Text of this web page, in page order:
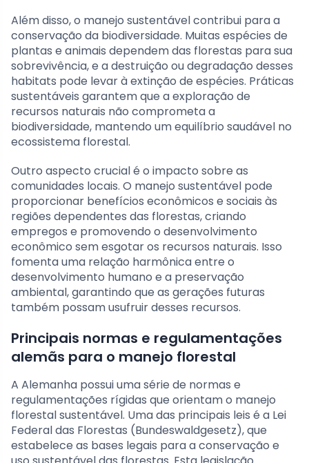
Além disso, o manejo sustentável contribui para a
conservação da biodiversidade. Muitas espécies de
plantas e animais dependem das florestas para sua
sobrevivência, e a destruição ou degradação desses
habitats pode levar à extinção de espécies. Práticas
sustentáveis garantem que a exploração de
recursos naturais não comprometa a
biodiversidade, mantendo um equilíbrio saudável no
ecossistema florestal.
Outro aspecto crucial é o impacto sobre as
comunidades locais. O manejo sustentável pode
proporcionar benefícios econômicos e sociais às
regiões dependentes das florestas, criando
empregos e promovendo o desenvolvimento
econômico sem esgotar os recursos naturais. Isso
fomenta uma relação harmônica entre o
desenvolvimento humano e a preservação
ambiental, garantindo que as gerações futuras
também possam usufruir desses recursos.
Principais normas e regulamentações
alemãs para o manejo florestal
A Alemanha possui uma série de normas e
regulamentações rígidas que orientam o manejo
florestal sustentável. Uma das principais leis é a Lei
Federal das Florestas (Bundeswaldgesetz), que
estabelece as bases legais para a conservação e